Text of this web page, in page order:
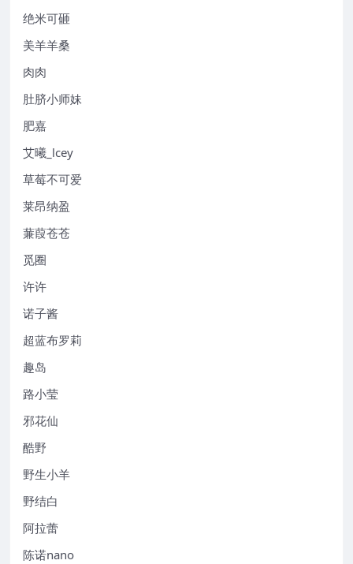
绝米可砸
美羊羊桑
肉肉
肚脐小师妹
肥嘉
艾曦_lcey
草莓不可爱
莱昂纳盈
蒹葭苍苍
觅圈
许许
诺子酱
超蓝布罗莉
趣岛
路小莹
邪花仙
酷野
野生小羊
野结白
阿拉蕾
陈诺nano